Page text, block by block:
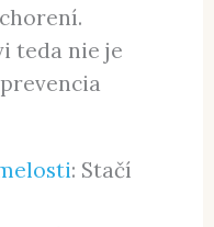
teda nie je
: Stačí